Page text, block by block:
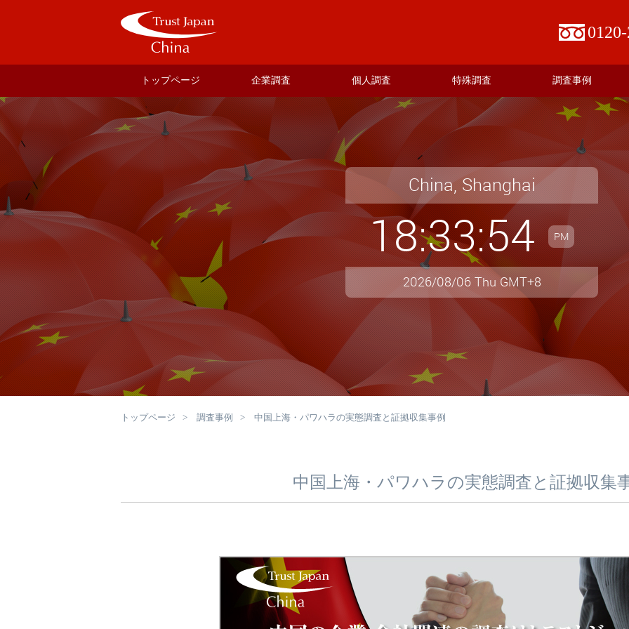
トップページ 企業調査 個人調査 特殊調査 調査事例
China, Shanghai
18:33:56 PM
2026/08/06 Thu GMT+8
トップページ 調査事例 中国上海・パワハラの実態調査と証拠収集事例
中国上海・パワハラの実態調査と証拠収集